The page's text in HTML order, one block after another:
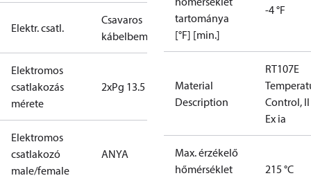
Elektr. csatl.
Csavaros
kábelbemenet
Elektromos
csatlakozás
mérete
2xPg 13.5
Elektromos
csatlakozó
male/female
ANYA
tartománya
[°F] [min.]
-4 °F
Material
Description
RT107E
Control, II
Ex ia
Max. érzékelő
hőmérséklet
215 °C